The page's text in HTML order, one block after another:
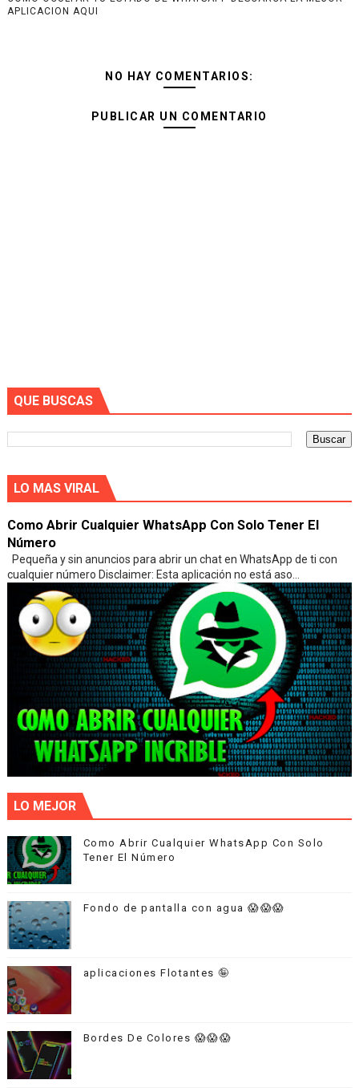
APLICACION AQUI
NO HAY COMENTARIOS:
PUBLICAR UN COMENTARIO
QUE BUSCAS
LO MAS VIRAL
Como Abrir Cualquier WhatsApp Con Solo Tener El
Número
Pequeña y sin anuncios para abrir un chat en WhatsApp de ti con
cualquier número Disclaimer: Esta aplicación no está aso...
LO MEJOR
Como Abrir Cualquier WhatsApp Con Solo
Tener El Número
Fondo de pantalla con agua 😱😱😱
aplicaciones Flotantes 🤪
Bordes De Colores 😱😱😱